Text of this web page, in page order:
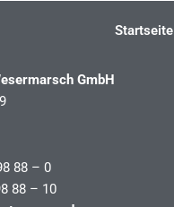
Startseite
GmbH
88 – 0
88 – 10